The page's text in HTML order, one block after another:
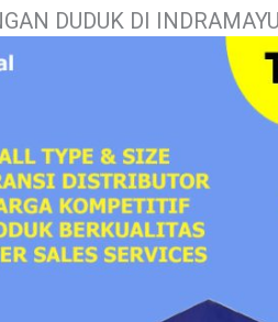
DUDUK DI INDRAMAYU